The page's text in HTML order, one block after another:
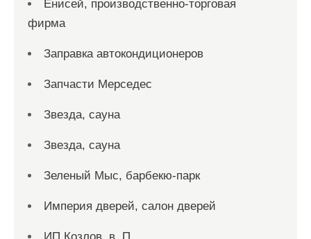
Енисей, производственно-торговая
фирма
Заправка автокондиционеров
Запчасти Мерседес
Звезда, сауна
Звезда, сауна
Зеленый Мыс, барбекю-парк
Империя дверей, салон дверей